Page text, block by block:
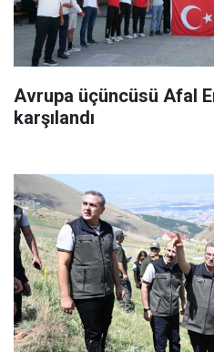
Avrupa üçüncüsü Afal
karşılandı